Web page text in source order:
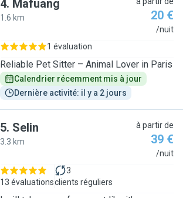
4. Mafuang
1.6 km 20 €
/nuit
1 évaluation
Reliable Pet Sitter – Animal Lover in Paris
Calendrier récemment mis à jour
Dernière activité: il y a 2 jours
5. Selin
3.3 km
à partir de
39 €
/nuit
13 évaluations
3
clients réguliers